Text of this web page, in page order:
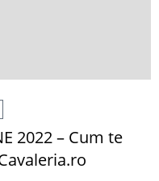
2022 – Cum te